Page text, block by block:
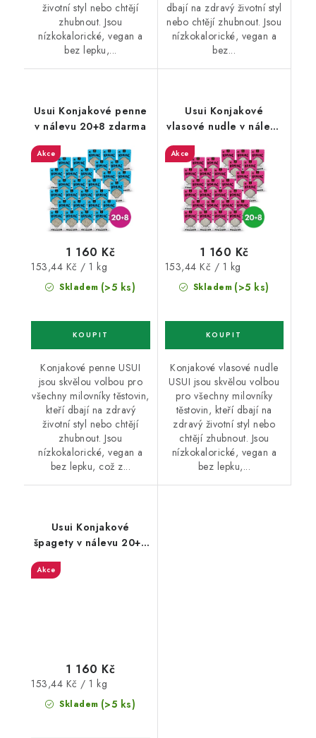
životní styl nebo chtějí
zhubnout. Jsou
nízkokalorické, vegan a
bez lepku,...
dbají na zdravý životní styl
nebo chtějí zhubnout. Jsou
nízkokalorické, vegan a
bez...
Usui Konjakové penne
v nálevu 20+8 zdarma
Akce
Skladem (>5 ks)
1 160 Kč
Měrná
cena:
153,44 Kč / 1 kg
Konjakové penne USUI
jsou skvělou volbou pro
všechny milovníky těstovin,
kteří dbají na zdravý
životní styl nebo chtějí
zhubnout. Jsou
nízkokalorické, vegan a
bez lepku, což z...
Usui Konjakové
vlasové nudle v nálevu
Akce
Skladem (>5 ks)
1 160 Kč
Měrná
cena:
153,44 Kč / 1 kg
Konjakové vlasové nudle
USUI jsou skvělou volbou
pro všechny milovníky
těstovin, kteří dbají na
zdravý životní styl nebo
chtějí zhubnout. Jsou
nízkokalorické, vegan a
bez lepku,...
Usui Konjakové
špagety v nálevu 20+8
Akce
Skladem (>5 ks)
1 160 Kč
Měrná
cena:
153,44 Kč / 1 kg